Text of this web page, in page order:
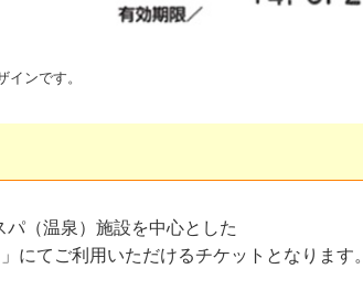
ンです。
（温泉）施設を中心とした
にてご利用いただけるチケットとなります。